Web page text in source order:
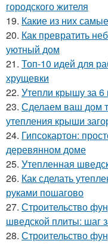
городского жителя
19. Какие из них
20. Как превратить
уютный дом
21. Топ-10 идей для
хрущевки
22. Утепли крышу за 6
23. Сделаем ваш дом
утепления крыши
24. Гипсокартон:
деревянном доме
25. Утепленная
26. Как сделать
руками пошагово
27. Строительство
шведской плиты: шаг
28. Строительство